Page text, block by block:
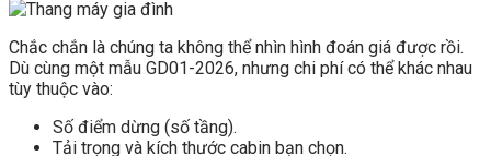
Chắc chắn là chúng ta không thể nhìn hình đoán giá được rồi.
Dù cùng một mẫu GD01-2026, nhưng chi phí có thể khác nhau
tùy thuộc vào:
Số điểm dừng (số tầng).
Tải trọng và kích thước cabin bạn chọn.